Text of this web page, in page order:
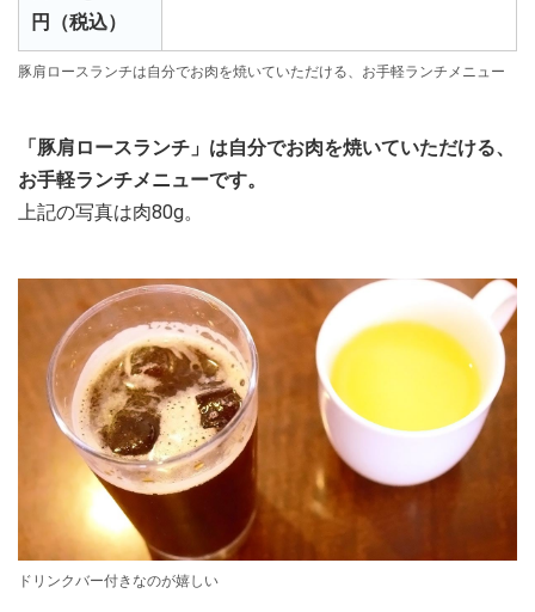
円（税込）
豚肩ロースランチは自分でお肉を焼いていただける、お手軽ランチメニュー
「豚肩ロースランチ」は自分でお肉を焼いていただける、
お手軽ランチメニューです。
上記の写真は肉80g。
ドリンクバー付きなのが嬉しい